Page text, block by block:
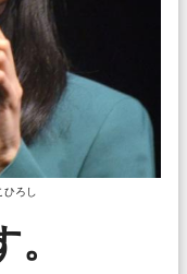
ひろし